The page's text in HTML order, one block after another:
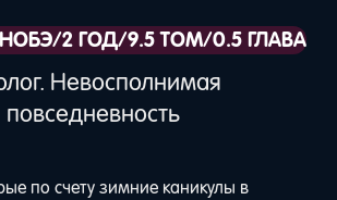
/2 ГОД/9.5 ТОМ/0.5 ГЛАВА
Невосполнимая
повседневность
по счету зимние каникулы в